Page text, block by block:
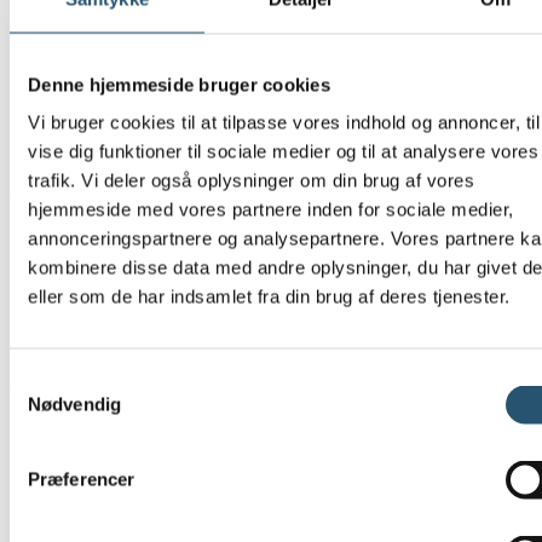
Denne hjemmeside bruger cookies
Vi bruger cookies til at tilpasse vores indhold og annoncer,
vise dig funktioner til sociale medier og til at analysere vores
trafik. Vi deler også oplysninger om din brug af vores
hjemmeside med vores partnere inden for sociale medier,
annonceringspartnere og analysepartnere. Vores partnere
kombinere disse data med andre oplysninger, du har givet
eller som de har indsamlet fra din brug af deres tjenester.
Nødvendig
Præferencer
VVS-opgaver i Aarhus fra lækage og
afløb til badeværelse og varme
Akut VVS Danmark løser både den akutte fejl og de planlagte
forbedringer, som gør din hverdag lettere. Det gælder blandt andet
reparation af sprunget rør, udbedring efter
vandskade
, rensning af
afløb og faldstammer samtmontering af sanitet, armaturer og
hvidevarer med vandtilslutning.
Hvis du står midt i en skade, er målet at stoppe problemet hurtigt og
begrænse følgeskader. Hvis du planlægger et nyt badeværelse,
udskiftning af armaturer eller service på varmeinstallationer, er målet
korrekt udførelse har stor betydning for sikkerhed og drift. Samme
virksomhed tager sig desuden af kloakservice og graveopgaver, hvis
Proces og fremmøde i Aarhus med klar